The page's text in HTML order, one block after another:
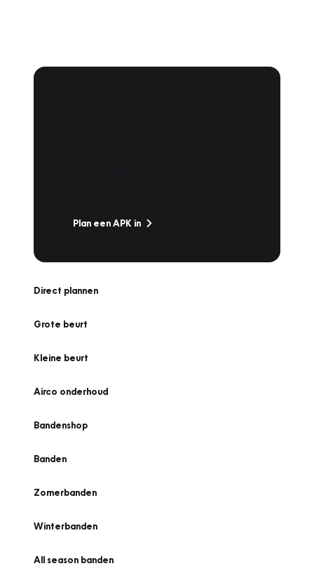
Plan een APK in
Direct plannen
Grote beurt
Kleine beurt
Airco onderhoud
Bandenshop
Banden
Zomerbanden
Winterbanden
All season banden